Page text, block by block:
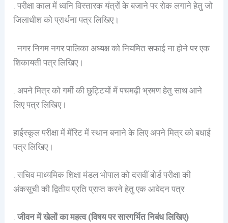
. परीक्षा काल में ध्वनि विस्तारक यंत्रों के बजाने पर रोक लगाने हेतु जो
जिलाधीश को प्रार्थना पत्र लिखिए।
. नगर निगम नगर पालिका अध्यक्ष को नियमित सफाई ना होने पर एक
शिकायती पत्र लिखिए।
. अपने मित्र को गर्मी की छुट्टियों में पचमढ़ी भ्रमण हेतु साथ आने
लिए पत्र लिखिए।
हाईस्कूल परीक्षा में मेंरिट में स्थान बनाने के लिए अपने मित्र को बधाई
पत्र लिखिए।
. सचिव माध्यमिक शिक्षा मंडल भोपाल को दसवीं बोर्ड परीक्षा की
अंकसूची की द्वितीय प्रति प्राप्त करने हेतु एक आवेदन पत्र
. जीवन में खेलों का महत्व (विषय पर सारगर्भित निबंध लिखिए)